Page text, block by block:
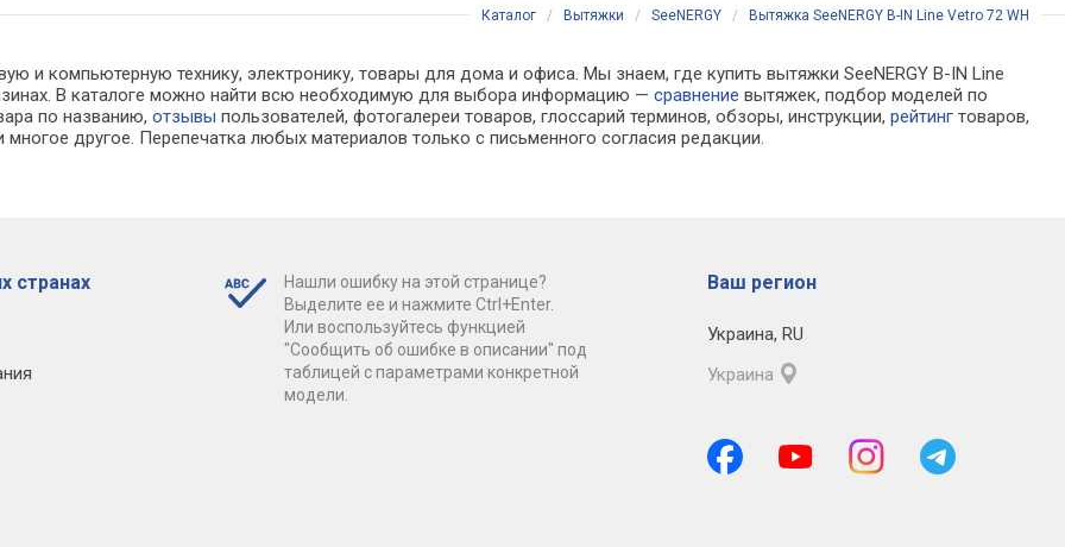
Каталог / Вытяжки / SeeNERGY / Вытяжка SeeNERGY B-IN Line Vetro 72 WH
и компьютерную технику, электронику, товары для дома и офиса. Мы знаем, где купить вытяжки SeeNERGY B-IN Line
В каталоге можно найти всю необходимую для выбора информацию —сравнение вытяжек, подбор моделей по
по названию,отзывы пользователей, фотогалереи товаров, глоссарий терминов, обзоры, инструкции,рейтинг товаров,
многое другое. Перепечатка любых материалов только с письменного согласия редакции.
странах
Нашли ошибку на этой странице?
Выделите ее и нажмите Ctrl+Enter.
Или воспользуйтесь функцией
"Сообщить об ошибке в описании" под
таблицей с параметрами конкретной
модели.
Ваш регион
Украина, RU
Украина